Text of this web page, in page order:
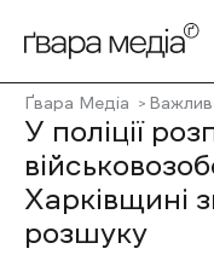
Ґвара Медіа
У поліції
Харківщині
розшуку